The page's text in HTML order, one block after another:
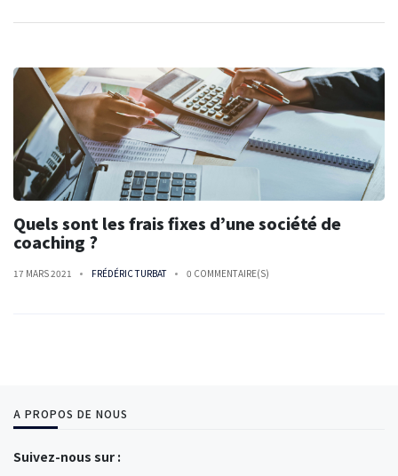
Quels sont les frais fixes d’une société de
coaching ?
17 MARS 2021 FRÉDÉRIC TURBAT 0 COMMENTAIRE(S)
A PROPOS DE NOUS
Suivez-nous sur :